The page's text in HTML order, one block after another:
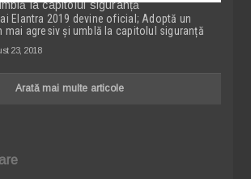
Elantra 2019 devine oficial; Adoptă un
mai agresiv și umblă la capitolul siguranță
23, 2018
Arată mai multe articole